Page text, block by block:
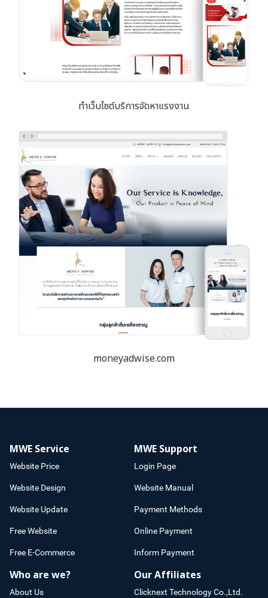
ทำเว็บไซต์บริการจัดหาแรงงาน
moneyadwise.com
MWE Service
Website Price
Website Design
Website Update
Free Website
Free E-Commerce
MWE Support
Login Page
Website Manual
Payment Methods
Online Payment
Inform Payment
Who are we?
About Us
Our Affiliates
Clicknext Technology Co.,Ltd.